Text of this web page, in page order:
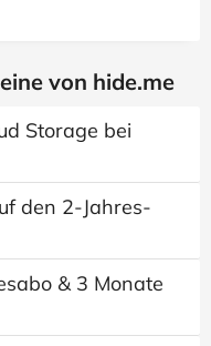
von hide.me
Storage bei
den 2-Jahres-
& 3 Monate